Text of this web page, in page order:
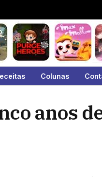
Colunas
anos